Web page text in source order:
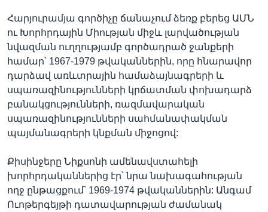
Հարյուրամյա գործիչը ճանաչում ձեռք բերեց ԱՄՆ
ու Խորհրդային Միության միջև լարվածության
նվազման ուղղությամբ գործադրած ջանքերի
համար՝ 1967-1979 թվականներին, որը հնարավոր
դարձավ առևտրային համաձայնագրերի և
սպառազինությունների կրճատման փոխադարձ
բանակցությունների, ռազմավարական
սպառազինությունների սահմանափակման
պայմանագրերի կնքման միջոցով:
Քիսինջերը Նիքսոնի ամենավստահելի
խորհրդականներից էր՝ նրա նախագահության
ողջ ընթացքում՝ 1969-1974 թվականներին: Անգամ
Ուոթերգեյթի դատավարության ժամանակ